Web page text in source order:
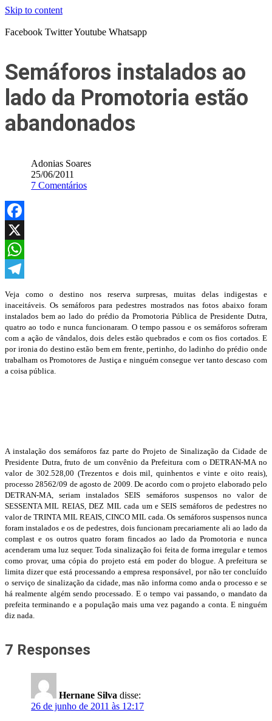
Skip to content
Facebook TwitterYoutube Whatsapp
Semáforos instalados ao
lado da Promotoria estão
abandonados
Adonias Soares
25/06/2011
7 Comentários
Facebook
X
WhatsApp
Veja como o destino nos reserva surpresas, muitas delas indigestas e
inaceitáveis. Os semáforos para pedestres mostrados nas fotos abaixo foram
instalados bem ao lado do prédio da Promotoria Pública de Presidente Dutra,
quatro ao todo e nunca funcionaram. O tempo passou e os semáforos sofreram
com a ação de vândalos, dois deles estão quebrados e com os fios cortados. E
por ironia do destino estão bem em frente, pertinho, do ladinho do prédio onde
trabalham os Promotores de Justiça e ninguém consegue ver tanto descaso com
a coisa pública.
A instalação dos semáforos faz parte do Projeto de Sinalização da Cidade de
Presidente Dutra, fruto de um convênio da Prefeitura com o DETRAN-MA no
valor de 302.528,00 (Trezentos e dois mil, quinhentos e vinte e oito reais),
processo 28562/09 de agosto de 2009. De acordo com o projeto elaborado pelo
DETRAN-MA, seriam instalados SEIS semáforos suspensos no valor de
SESSENTA MIL REIAS, DEZ MIL cada um e SEIS semáforos de pedestres no
valor de TRINTA MIL REAIS, CINCO MIL cada. Os semáforos suspensos nunca
foram instalados e os de pedestres, dois funcionam precariamente ali ao lado da
complast e os outros quatro foram fincados ao lado da Promotoria e nunca
acenderam uma luz sequer. Toda sinalização foi feita de forma irregular e temos
como provar, uma cópia do projeto está em poder do blogue. A prefeitura se
limita dizer que está processando a empresa responsável, por não ter concluído
o serviço de sinalização da cidade, mas não informa como anda o processo e se
há realmente algém sendo processado. E o tempo vai passando, o mandato da
prefeita terminando e a população mais uma vez pagando a conta. E ninguém
diz nada.
7 Responses
Hernane Silva disse:
26 de junho de 2011 às 12:17